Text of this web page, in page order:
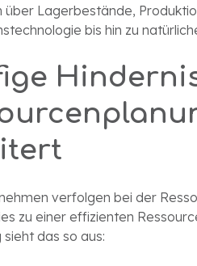
über Lagerbestände,
bis hin zu
verfolgen bei der
zu einer effizienten
das so aus: